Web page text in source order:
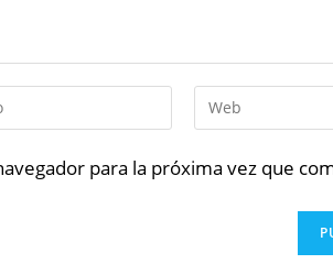
para la próxima vez que